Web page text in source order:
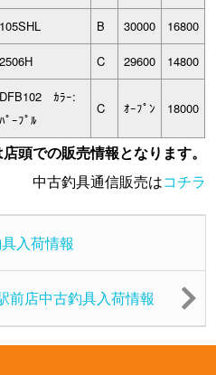
105SHL B 30000 16800
2506H C 29600 14800
DFB102 ｶﾗｰ:
ﾊﾟｰﾌﾟﾙ
C ｵｰﾌﾟﾝ 18000
頭での販売情報となります。
中古釣具通信販売はコチラ
入荷情報
前店中古釣具入荷情報